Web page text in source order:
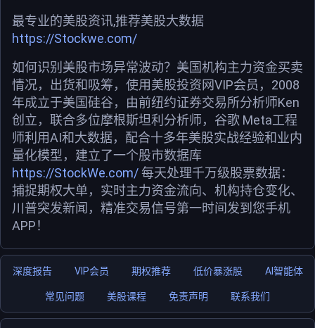
最专业的美股资讯,推荐美股大数据
https://Stockwe.com/
如何识别美股市场异常波动？美国机构主力资金买卖
情况，出货和吸筹，使用美股投资网VIP会员，2008
年成立于美国硅谷，由前纽约证券交易所分析师Ken
创立，联合多位摩根斯坦利分析师，谷歌 Meta工程
师利用AI和大数据，配合十多年美股实战经验和业内
量化模型，建立了一个股市数据库
https://StockWe.com/每天处理千万级股票数据：
捕捉期权大单，实时主力资金流向、机构持仓变化、
川普突发新闻，精准交易信号第一时间发到您手机
APP！
深度报告 VIP会员 期权推荐 低价暴涨股 AI智能体
常见问题 美股课程 免责声明 联系我们